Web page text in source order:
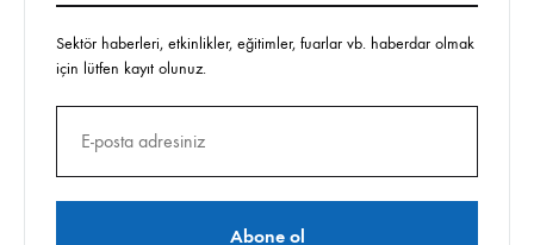
Sektör haberleri, etkinlikler, eğitimler, fuarlar vb. haberdar olmak
için lütfen kayıt olunuz.